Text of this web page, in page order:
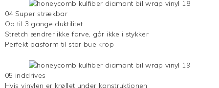
04 Super strækbar
Op til 3 gange duktilitet
Stretch ændrer ikke farve, går ikke i stykker
Perfekt pasform til stor bue krop
05 inddrives
Hvis vinylen er krøllet under konstruktionen